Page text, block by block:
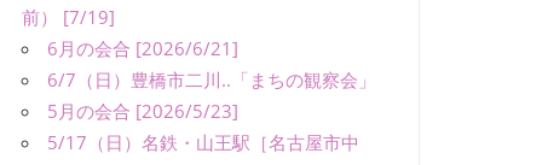
前） [7/19]
6月の会合 [2026/6/21]
6/7（日）豊橋市二川..「まちの観察会」
5月の会合 [2026/5/23]
5/17（日）名鉄・山王駅［名古屋市中